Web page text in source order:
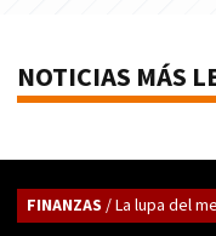
NOTICIAS MÁS
FINANZAS / La lupa del